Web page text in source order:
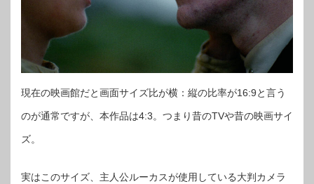
現在の映画館だと画面サイズ比が横：縦の比率が16:9と言う
のが通常ですが、本作品は4:3。つまり昔のTVや昔の映画サイ
ズ。
実はこのサイズ、主人公ルーカスが使用している大判カメラ